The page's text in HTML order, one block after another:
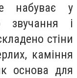
набуває у
звучання і
стіни
каміння
основа для